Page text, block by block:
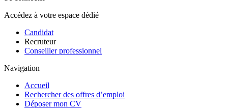
Accédez à votre espace dédié
Candidat
Recruteur
Conseiller professionnel
Navigation
Accueil
Rechercher des offres d’emploi
Déposer mon CV